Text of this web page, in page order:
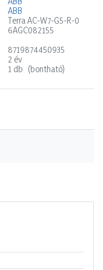
ABB
Terra AC-W7-G5-R-0
6AGC082155
8719874450935
2 év
1 db (bontható)